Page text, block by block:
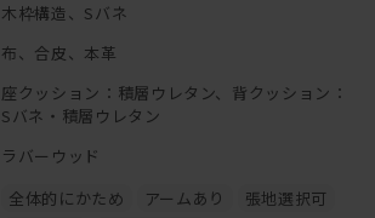
木枠構造、Sバネ
布、合皮、本革
座クッション：積層ウレタン、背クッション：
Sバネ・積層ウレタン
ラバーウッド
全体的にかため アームあり
張地選択可